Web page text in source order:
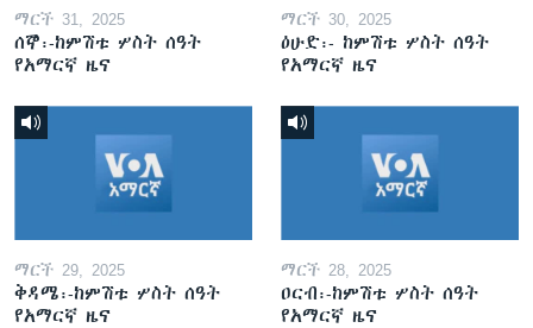
ማርች 31, 2025
ሰኞ፡-ከምሽቱ ሦስት ሰዓት
የአማርኛ ዜና
ማርች 30, 2025
ዕሁድ፡- ከምሽቱ ሦስት ሰዓት
የአማርኛ ዜና
ማርች 29, 2025
ቅዳሜ፡-ከምሽቱ ሦስት ሰዓት
የአማርኛ ዜና
ማርች 28, 2025
ዐርብ፡-ከምሽቱ ሦስት ሰዓት
የአማርኛ ዜና